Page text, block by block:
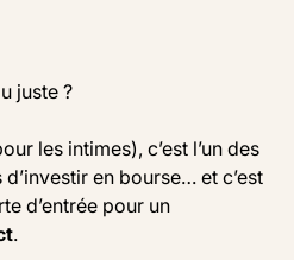
juste ?
les intimes), c’est l’un des
en bourse… et c’est
d’entrée pour un
.